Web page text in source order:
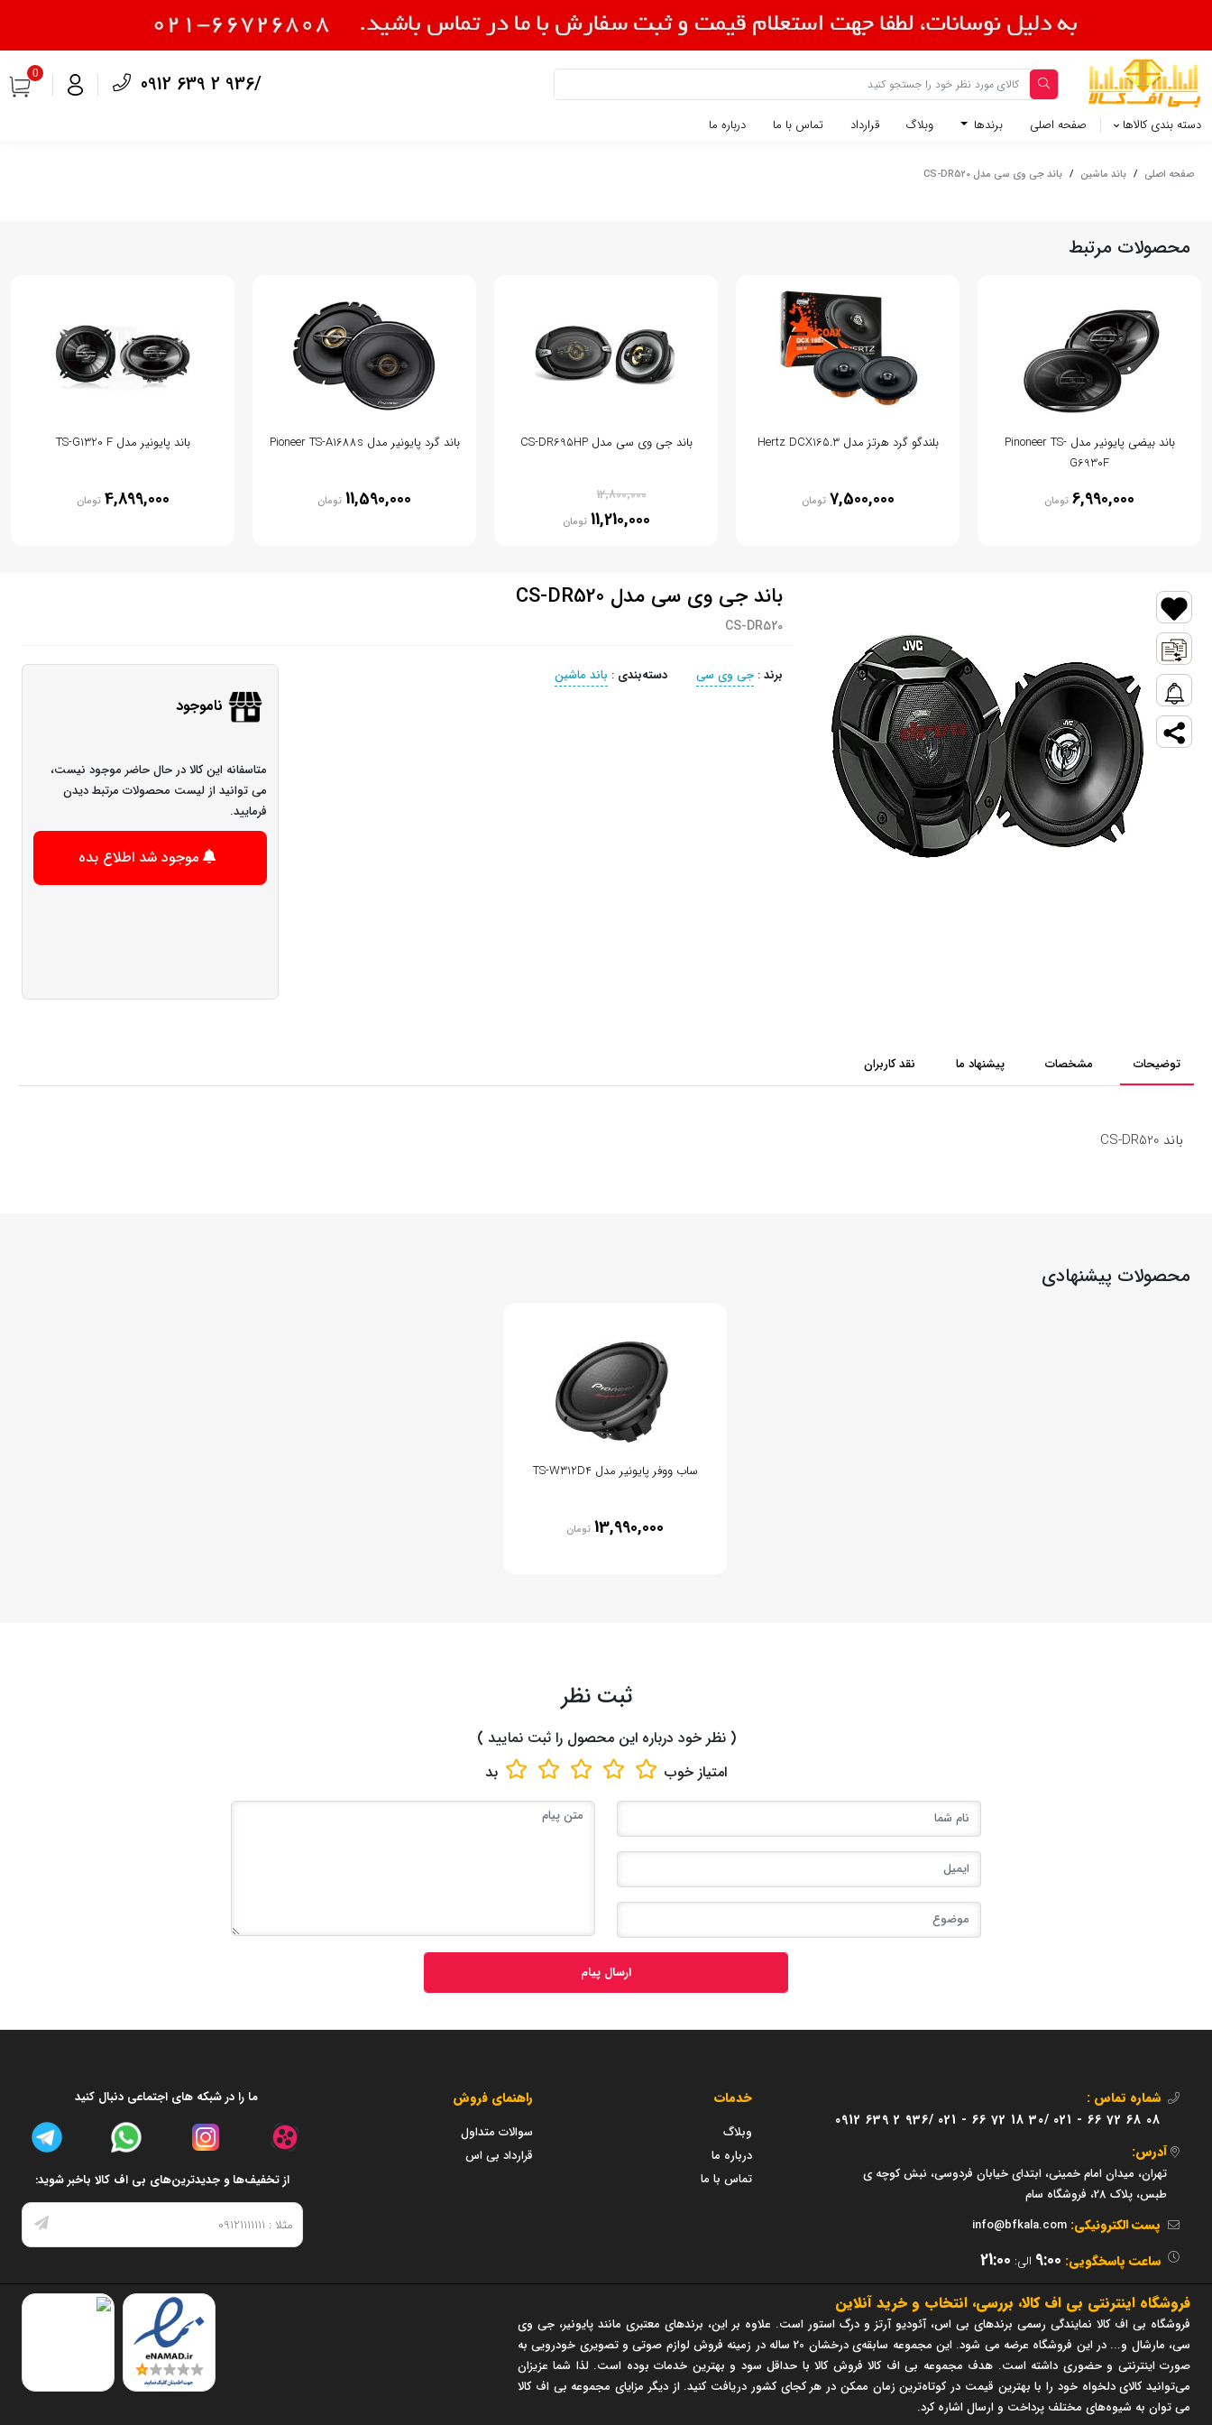
0912 639 2 936/
0
دسته بندی کالاها صفحه اصلی برندها وبلاگ قرارداد تماس با ما درباره ما
صفحه اصلی / باند ماشین / باند جی وی سی مدل CS-DR520
محصولات مرتبط
باند بیضی پایونیر مدل Pinoneer TS-
G6930F
6,990,000 تومان
بلندگو گرد هرتز مدل Hertz DCX165.3
7,500,000 تومان
باند جی وی سی مدل CS-DR695HP
12,800,000
11,210,000 تومان
باند گرد پایونیر مدل Pioneer TS-A1688s
11,590,000 تومان
باند پایونیر مدل TS-G1320 F
4,899,000 تومان
باند جی وی سی مدل CS-DR520
CS-DR520
برند: جی وی سی دسته‌بندی : باند ماشین
ناموجود
متاسفانه این کالا در حال حاضر موجود نیست،
می توانید از لیست محصولات مرتبط دیدن
فرمایید.
موجود شد اطلاع بده
توضیحات مشخصات پیشنهاد ما نقد کاربران
باند CS-DR520
محصولات پیشنهادی
ساب ووفر پایونیر مدل TS-W312D4
13,990,000 تومان
ثبت نظر
( نظر خود درباره این محصول را ثبت نمایید )
امتیاز خوب بد
ارسال پیام
شماره تماس :
021 - 66 72 68 08
021 - 66 72 18 30/
0912 639 2 936/
آدرس:
تهران، میدان امام خمینی، ابتدای خیابان فردوسی، نبش کوچه ی
طبس، پلاک 28، فروشگاه سام
پست الکترونیکی: info@bfkala.com
ساعت پاسخگویی: 9:00 الی: 21:00
خدمات
وبلاگ
درباره ما
تماس با ما
راهنمای فروش
سوالات متداول
قرارداد بی اس
ما را در شبکه های اجتماعی دنبال کنید
از تخفیف‌ها و جدیدترین‌های بی اف کالا باخبر شوید:
فروشگاه اینترنتی بی اف کالا، بررسی، انتخاب و خرید آنلاین
فروشگاه بی اف کالا نمایندگی رسمی برندهای بی اس، آئودیو آرتز و درگ استور است. علاوه بر این، برندهای معتبری مانند پایونیر، جی وی
سی، مارشال و... در این فروشگاه عرضه می شود. این مجموعه سابقه‌ی درخشان 20 ساله در زمینه فروش لوازم صوتی و تصویری خودرویی به
صورت اینترنتی و حضوری داشته است. هدف مجموعه بی اف کالا فروش کالا با حداقل سود و بهترین خدمات بوده است. لذا شما عزیزان
می‌توانید کالای دلخواه خود را با بهترین قیمت در کوتاه‌ترین زمان ممکن در هر کجای کشور دریافت کنید. از دیگر مزایای مجموعه بی اف کالا
می توان به شیوه‌های مختلف پرداخت و ارسال اشاره کرد.